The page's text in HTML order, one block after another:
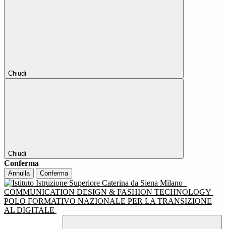
Chiudi
Chiudi
Conferma
Annulla Conferma
COMMUNICATION DESIGN & FASHION TECHNOLOGY
POLO FORMATIVO NAZIONALE PER LA TRANSIZIONE
AL DIGITALE